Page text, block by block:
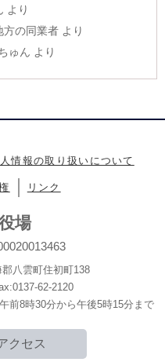
より
方の同業者 より
ゅん より
情報の取り扱いについて
リンク
場
八雲町住初町138
62-2120
8時30分から午後5時15分まで
クセス